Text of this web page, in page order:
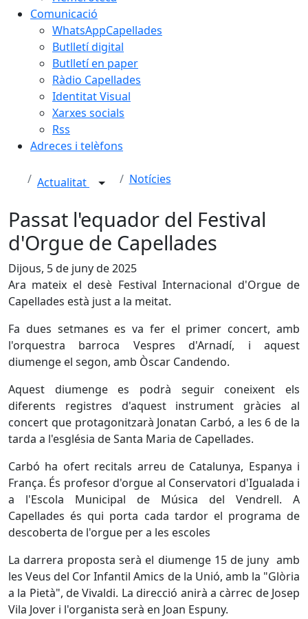
Comunicació
WhatsAppCapellades
Butlletí digital
Butlletí en paper
Ràdio Capellades
Identitat Visual
Xarxes socials
Rss
Adreces i telèfons
Actualitat Notícies
Passat l'equador del Festival
d'Orgue de Capellades
Dijous, 5 de juny de 2025
Ara mateix el desè Festival Internacional d'Orgue de
Capellades està just a la meitat.
Fa dues setmanes es va fer el primer concert, amb
l'orquestra barroca Vespres d'Arnadí, i aquest
diumenge el segon, amb Òscar Candendo.
Aquest diumenge es podrà seguir coneixent els
diferents registres d'aquest instrument gràcies al
concert que protagonitzarà Jonatan Carbó, a les 6 de la
tarda a l'església de Santa Maria de Capellades.
Carbó ha ofert recitals arreu de Catalunya, Espanya i
França. És profesor d'orgue al Conservatori d'Igualada i
a l'Escola Municipal de Música del Vendrell. A
Capellades és qui porta cada tardor el programa de
descoberta de l'orgue per a les escoles
La darrera proposta serà el diumenge 15 de juny amb
les Veus del Cor Infantil Amics de la Unió, amb la "Glòria
a la Pietà", de Vivaldi. La direcció anirà a càrrec de Josep
Vila Jover i l'organista serà en Joan Espuny.